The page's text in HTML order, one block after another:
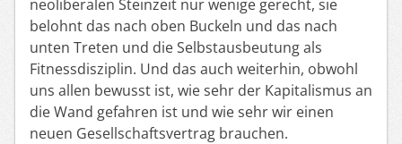
neoliberalen Steinzeit nur wenige gerecht, sie
belohnt das nach oben Buckeln und das nach
unten Treten und die Selbstausbeutung als
Fitnessdisziplin. Und das auch weiterhin, obwohl
uns allen bewusst ist, wie sehr der Kapitalismus an
die Wand gefahren ist und wie sehr wir einen
neuen Gesellschaftsvertrag brauchen.